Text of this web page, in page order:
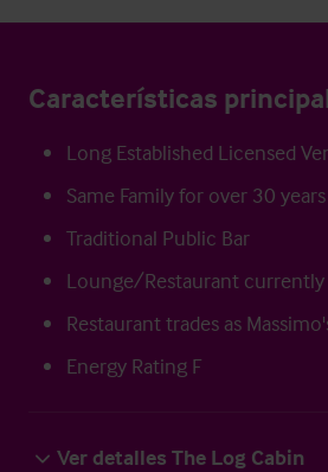
Características
Long Established Licensed
Same Family for over 30 years
Traditional Public Bar
Lounge/Restaurant currently
Restaurant trades as
Energy Rating F
Ver detalles The Log Cabin